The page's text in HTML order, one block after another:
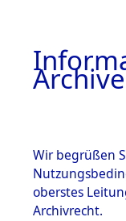
Wir begrüßen
oberstes
Archivrecht.